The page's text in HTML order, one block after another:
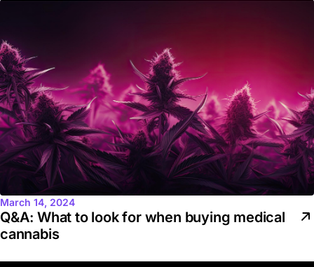
March 14, 2024
Q&A: What to look for when buying medical
cannabis